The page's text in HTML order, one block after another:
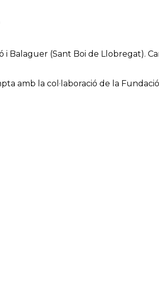
i Balaguer (Sant Boi de Llobregat).
amb la col·laboració de la